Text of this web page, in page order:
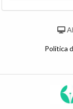
Política